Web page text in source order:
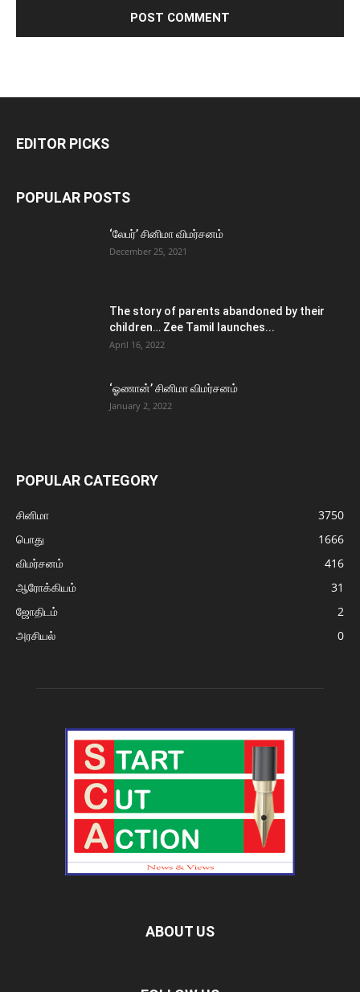
EDITOR PICKS
POPULAR POSTS
‘லேபர்’ சினிமா விமர்சனம்
December 25, 2021
The story of parents abandoned by their
children… Zee Tamil launches...
April 16, 2022
‘ஓணான்’ சினிமா விமர்சனம்
January 2, 2022
POPULAR CATEGORY
சினிமா
3750
பொது
1666
விமர்சனம்
416
ஆரோக்கியம்
31
ஜோதிடம்
2
அரசியல்
0
ABOUT US